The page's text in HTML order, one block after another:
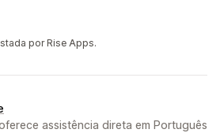
por Rise Apps.
assistência direta em Português